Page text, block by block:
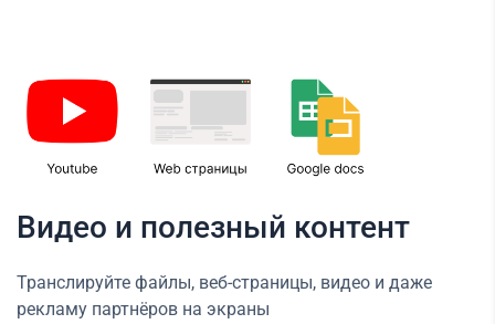
Видео и полезный контент
Транслируйте файлы, веб-страницы, видео и даже
рекламу партнёров на экраны